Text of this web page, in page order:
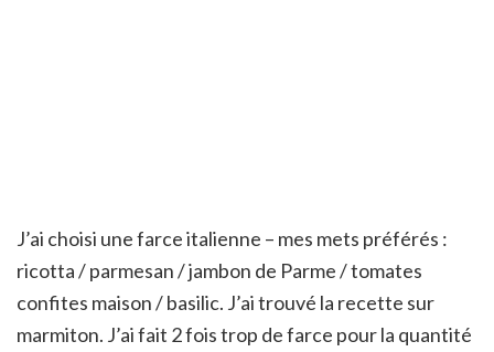
J’ai choisi une farce italienne – mes mets préférés :
ricotta / parmesan / jambon de Parme / tomates
confites maison / basilic. J’ai trouvé la recette sur
marmiton. J’ai fait 2 fois trop de farce pour la quantité